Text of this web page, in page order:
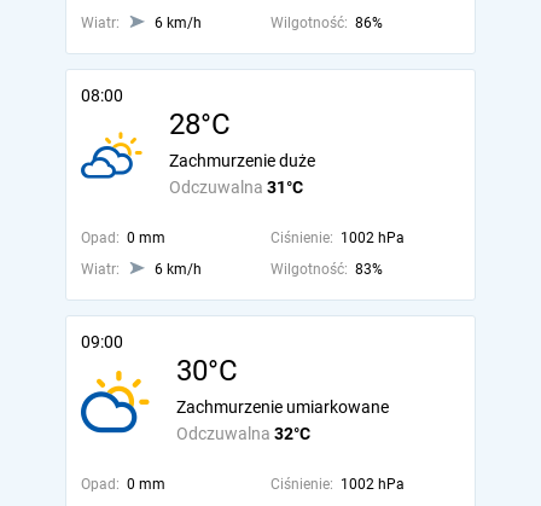
Wiatr: 6 km/h Wilgotność: 86%
08:00
28°C
Odczuwalna 31°C
Zachmurzenie duże
Opad: 0 mm Ciśnienie: 1002 hPa
Wiatr:
6 km/h Wilgotność: 83%
09:00
30°C
Odczuwalna 32°C
Zachmurzenie umiarkowane
Opad: 0 mm Ciśnienie: 1002 hPa